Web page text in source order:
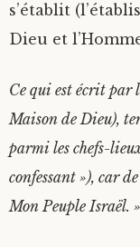
LA CHARITE
LE CHEMIN
LES
LE CHEMIN
LEVER LE
s’établit
Dieu et
Ce qui est écrit par
Maison de Dieu),
parmi les chefs-
confessant »), car
Mon Peuple Israël. »